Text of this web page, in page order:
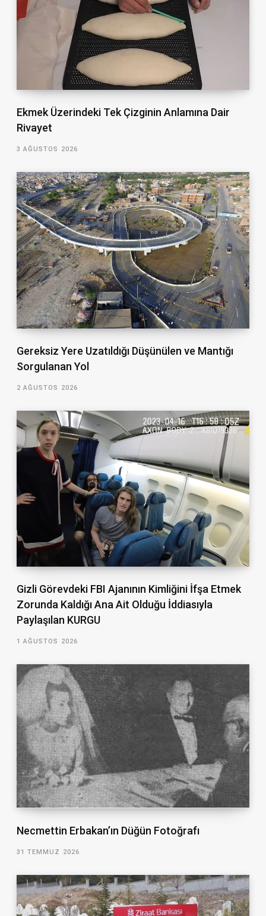
Ekmek Üzerindeki Tek Çizginin Anlamına Dair
Rivayet
3 AĞUSTOS 2026
Gereksiz Yere Uzatıldığı Düşünülen ve Mantığı
Sorgulanan Yol
2 AĞUSTOS 2026
Gizli Görevdeki FBI Ajanının Kimliğini İfşa Etmek
Zorunda Kaldığı Ana Ait Olduğu İddiasıyla
Paylaşılan KURGU
1 AĞUSTOS 2026
Necmettin Erbakan’ın Düğün Fotoğrafı
31 TEMMUZ 2026